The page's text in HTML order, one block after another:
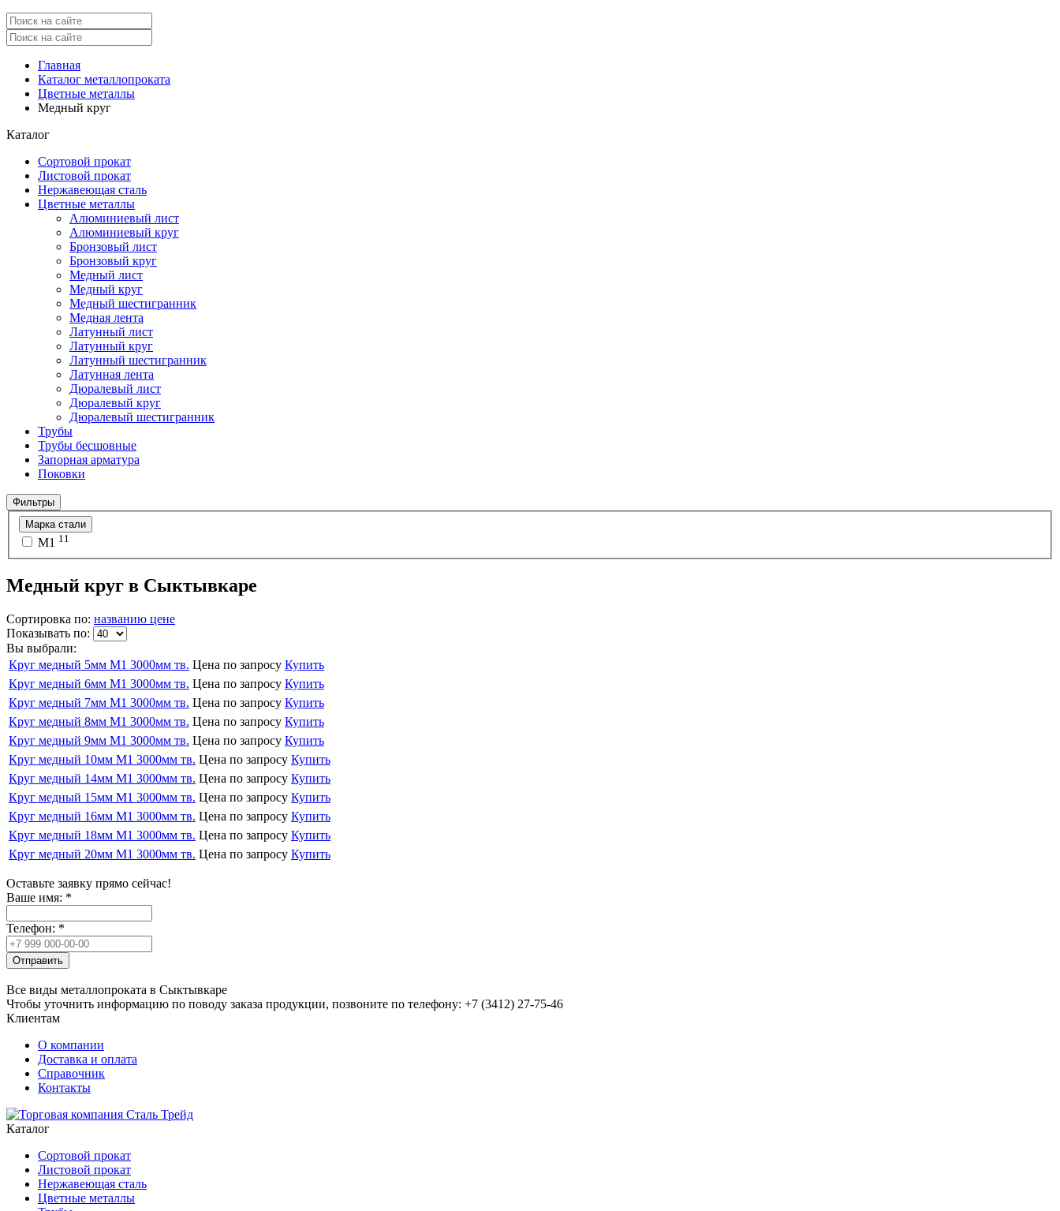
Главная
Каталог металлопроката
Цветные металлы
Медный круг
Каталог
Сортовой прокат
Листовой прокат
Нержавеющая сталь
Цветные металлы
Алюминиевый лист
Алюминиевый круг
Бронзовый лист
Бронзовый круг
Медный лист
Медный круг
Медный шестигранник
Медная лента
Латунный лист
Латунный круг
Латунный шестигранник
Латунная лента
Дюралевый лист
Дюралевый круг
Дюралевый шестигранник
Трубы
Трубы бесшовные
Запорная арматура
Поковки
Фильтры
Марка стали
М1 11
Медный круг в Сыктывкаре
Сортировка по: названию цене
Показывать по:
Вы выбрали:
Круг медный 5мм М1 3000мм тв. Цена по запросу Купить
Круг медный 6мм М1 3000мм тв. Цена по запросу Купить
Круг медный 7мм М1 3000мм тв. Цена по запросу Купить
Круг медный 8мм М1 3000мм тв. Цена по запросу Купить
Круг медный 9мм М1 3000мм тв. Цена по запросу Купить
Круг медный 10мм М1 3000мм тв. Цена по запросу Купить
Круг медный 14мм М1 3000мм тв. Цена по запросу Купить
Круг медный 15мм М1 3000мм тв. Цена по запросу Купить
Круг медный 16мм М1 3000мм тв. Цена по запросу Купить
Круг медный 18мм М1 3000мм тв. Цена по запросу Купить
Круг медный 20мм М1 3000мм тв. Цена по запросу Купить
Оставьте заявку прямо сейчас!
Ваше имя: *
Телефон: *
Отправить
Все виды металлопроката в Сыктывкаре
Чтобы уточнить информацию по поводу заказа продукции, позвоните по телефону: +7 (3412) 27-75-46
Клиентам
О компании
Доставка и оплата
Справочник
Контакты
Каталог
Сортовой прокат
Листовой прокат
Нержавеющая сталь
Цветные металлы